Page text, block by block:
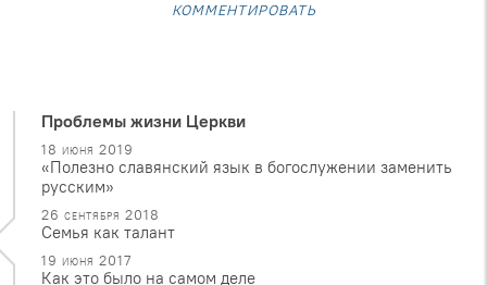
комментировать
Проблемы жизни Церкви
18 июня 2019
«Полезно славянский язык в богослужении заменить
русским»
26 сентября 2018
Семья как талант
19 июня 2017
Как это было на самом деле